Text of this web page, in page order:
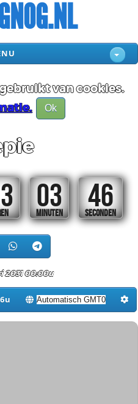
van cookies.
Ok
03
MINUTEN
45
SECONDEN
2031 00:00u